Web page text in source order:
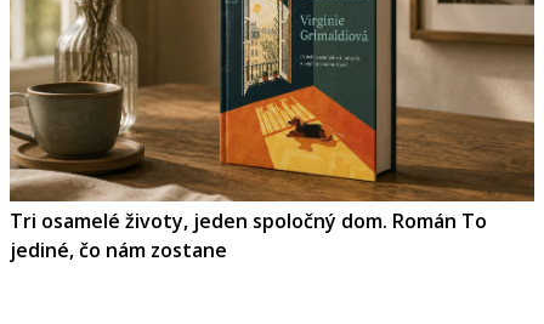
Tri osamelé životy, jeden spoločný dom. Román To
jediné, čo nám zostane